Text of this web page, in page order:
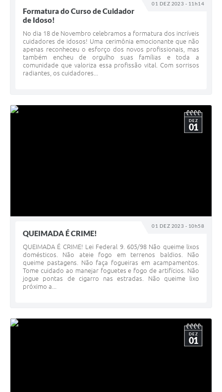
01 DEZ 2023 - 11h14
Formatura do Curso de Cuidador
de Idoso!
No dia 18 de Novembro celebramos a formatura dos incríveis
cuidadores de idosos! Uma cerimônia emocionante que não
apenas reconheceu o esforço dos novos profissionais, mas
também encheu de orgulho suas famílias e toda a
comunidade que valoriza essa profissão vital. Com sorrisos
radiantes, os cuidadores...
01 DEZ 2023 - 10h58
DEZ
01
QUEIMADA É CRIME!
QUEIMADA É CRIME! Lei Federal 9. 605/98 Não queime lixos
domésticos. Não ateie fogo em terrenos baldios. Não
queime pastagens. Não faça fogueiras em acampamentos.
Tome cuidado ao manejar foguetes e fogo de artifícios. Não
jogue pontas de cigarro nas estradas. Não queime lixo
próximo a...
DEZ
01